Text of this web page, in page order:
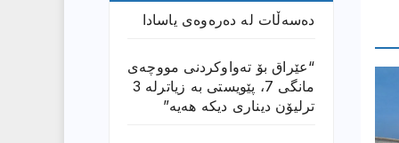
دەسەڵات لە دەرەوەی یاسادا
“عێراق بۆ تەواوکردنی مووچەی
مانگى 7، پێویستی بە زیاترلە 3
ترلیۆن دیناری دیکە هەیە”